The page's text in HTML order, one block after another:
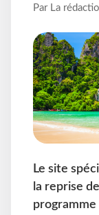
Par La
Le site
la reprise
programme